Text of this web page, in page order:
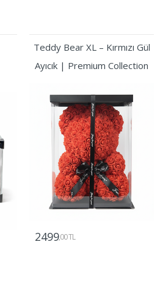
Teddy Bear XL – Kırmızı Gül
Ayıcık | Premium Collection
2499,00 TL